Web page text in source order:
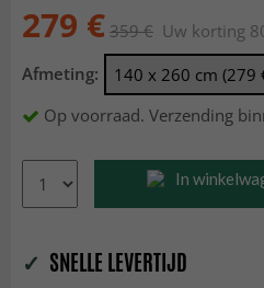
279 € 359 € Uw korting
Afmeting:
Op voorraad. Verzending
In
✓ SNELLE LEVERTIJD